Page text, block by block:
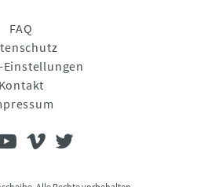
FAQ
Einstellungen
Kontakt